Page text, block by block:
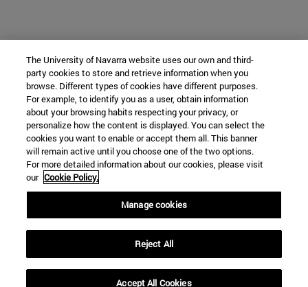
Contacto
Blanca Torres
Responsable de Admisión
btorres@unav.es
+34 608098573
Escríbeme un Whatsapp
The University of Navarra website uses our own and third-
party cookies to store and retrieve information when you
browse. Different types of cookies have different purposes.
For example, to identify you as a user, obtain information
about your browsing habits respecting your privacy, or
personalize how the content is displayed. You can select the
cookies you want to enable or accept them all. This banner
will remain active until you choose one of the two options.
For more detailed information about our cookies, please visit
our Cookie Policy.
Manage cookies
Reject All
Accept All Cookies